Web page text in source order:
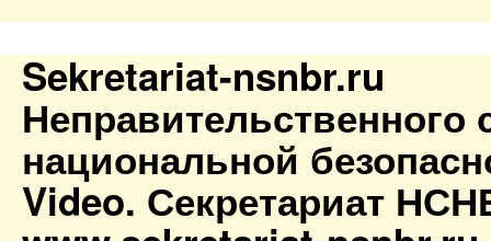
Sekretariat-nsnbr.ru
Неправительственного
национальной
Video. Секретариат